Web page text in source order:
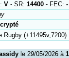
V- SR: 14400- FEC: -
Rugby (+11495v,7200)
le 29/05/2026 à